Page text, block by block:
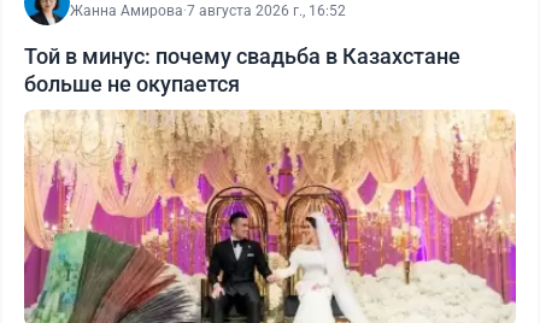
Жанна Амирова·7 августа 2026 г., 16:52
Той в минус: почему свадьба в Казахстане
больше не окупается